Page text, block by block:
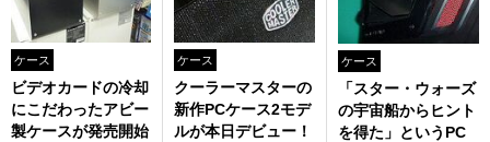
ケース
ビデオカードの冷却
にこだわったアビー
製ケースが発売開始
ケース
クーラーマスターの
新作PCケース2モデ
ルが本日デビュー！
ケース
「スター・ウォーズ
の宇宙船からヒント
を得た」というPC